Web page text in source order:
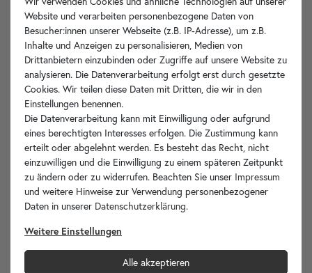
Artikelbeschreibung
Hersteller-Info
Ihre Vorteile
wohnfreuden.de -
Ihr Spezialist für Waschbecken Unikate!
Website und verarbeiten personenbezogene Daten von
Besucher:innen unserer Webseite (z.B. IP-Adresse), um z.B.
Inhalte und Anzeigen zu personalisieren, Medien von
Drittanbietern einzubinden oder Zugriffe auf unsere Website zu
analysieren. Die Datenverarbeitung erfolgt erst durch gesetzte
Cookies. Wir teilen diese Daten mit Dritten, die wir in den
Einstellungen benennen.
Die Datenverarbeitung kann mit Einwilligung oder aufgrund
eines berechtigten Interesses erfolgen. Die Zustimmung kann
erteilt oder abgelehnt werden. Es besteht das Recht, nicht
einzuwilligen und die Einwilligung zu einem späteren Zeitpunkt
zu ändern oder zu widerrufen. Beachten Sie unser Impressum
und weitere Hinweise zur Verwendung personenbezogener
Daten in unserer Daten­schutz­erklärung.
Weitere Einstellungen
Alle akzeptieren